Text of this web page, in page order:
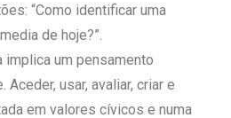
“Como identificar uma
de hoje?”.
implica um pensamento
usar, avaliar, criar e
em valores cívicos e numa